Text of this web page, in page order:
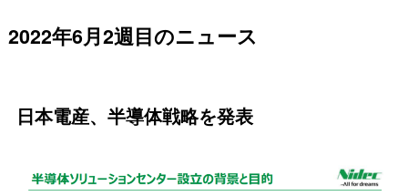
2022年6月2週目のニュース
日本電産、半導体戦略を発表